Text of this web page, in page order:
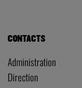
CONTACTS
Administration
Direction